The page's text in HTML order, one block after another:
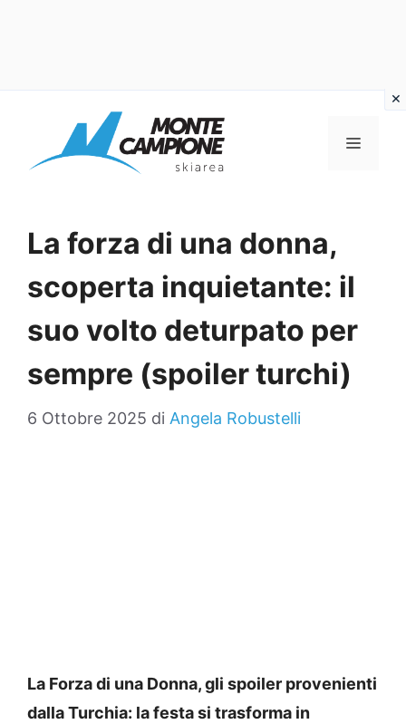
contenuto
MENU
La forza di una donna,
scoperta inquietante: il
suo volto deturpato per
sempre (spoiler turchi)
6 Ottobre 2025 di Angela Robustelli
La Forza di una Donna, gli spoiler provenienti
dalla Turchia: la festa si trasforma in